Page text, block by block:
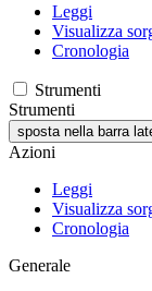
Leggi
Visualizza
Cronologia
Strumenti
Strumenti
sposta nella barra
Azioni
Leggi
Visualizza
Cronologia
Generale